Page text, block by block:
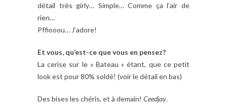
détail très girly… Simple… Comme ça l’air de
rien…
Pffiooou… J’adore!
Et vous, qu’est-ce que vous en pensez?
La cerise sur le « Bateau » étant, que ce petit
look est pour 80% soldé! (voir le détail en bas)
Des bises les chéris, et à demain! Ceedjay.